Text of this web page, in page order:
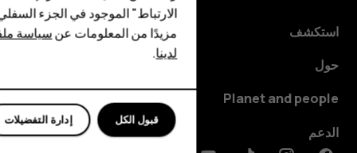
HMD DUB
HMD Watch
للأعمال
استكشف
حول
Planet and people
الدعم
الارتباط" الموجود في الجزء
مزيدًا من المعلومات عنسياسة
لدينا.
إدارة التفضيلات قبول الكل